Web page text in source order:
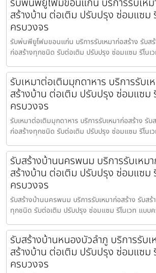
รับพ่นพียูโฟมขอนแก่น บริการรับเหม
สร้างบ้าน ต่อเติม ปรับปรุง ซ่อมแซม
ครบวงจร
รับพ่นพียูโฟมขอนแก่น บริการรับเหมาก่อสร้าง รับส
ก่อสร้างทุกชนิด รับต่อเติม ปรับปรุง ซ่อมแซม รีโนเ
รับเหมาต่อเติมมุกดาหาร บริการรับเ
สร้างบ้าน ต่อเติม ปรับปรุง ซ่อมแซม
ครบวงจร
รับเหมาต่อเติมมุกดาหาร บริการรับเหมาก่อสร้าง รับ
ก่อสร้างทุกชนิด รับต่อเติม ปรับปรุง ซ่อมแซม รีโนเ
รับสร้างบ้านนครพนม บริการรับเหม
สร้างบ้าน ต่อเติม ปรับปรุง ซ่อมแซม
ครบวงจร
รับสร้างบ้านนครพนม บริการรับเหมาก่อสร้าง รับสร้
ทุกชนิด รับต่อเติม ปรับปรุง ซ่อมแซม รีโนเวท แบบ
รับสร้างบ้านหนองบัวลำภู บริการรับเ
สร้างบ้าน ต่อเติม ปรับปรุง ซ่อมแซม
ครบวงจร